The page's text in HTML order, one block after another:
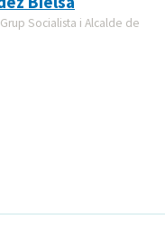
Socialista i Alcalde de